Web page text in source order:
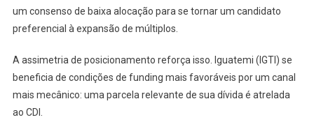
um consenso de baixa alocação para se tornar um candidato
preferencial à expansão de múltiplos.
A assimetria de posicionamento reforça isso. Iguatemi (IGTI) se
beneficia de condições de funding mais favoráveis por um canal
mais mecânico: uma parcela relevante de sua dívida é atrelada
ao CDI.